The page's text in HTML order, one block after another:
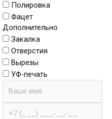
Полировка
Фацет
Дополнительно
Закалка
Отверстия
Вырезы
УФ-печать